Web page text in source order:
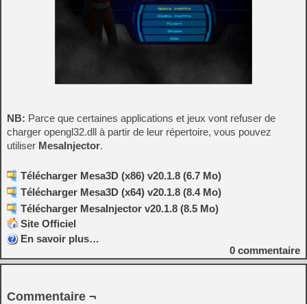
NB: Parce que certaines applications et jeux vont refuser de
charger opengl32.dll à partir de leur répertoire, vous pouvez
utiliser MesaInjector.
Télécharger Mesa3D (x86) v20.1.8 (6.7 Mo)
Télécharger Mesa3D (x64) v20.1.8 (8.4 Mo)
Télécharger MesaInjector v20.1.8 (8.5 Mo)
Site Officiel
En savoir plus…
0 commentaire
Commentaire ¬